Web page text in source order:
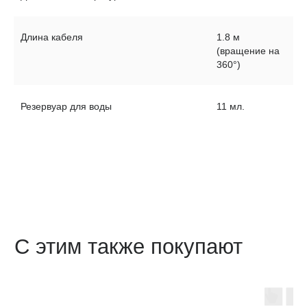
Длина кабеля
1.8 м
(вращение на
360°)
Резервуар для воды 11 мл.
Адрес: 368303, Республика Дагестан, г.